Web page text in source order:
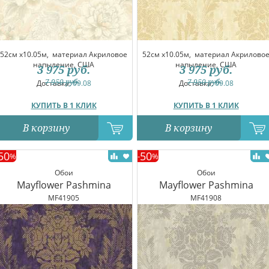
52см x10.05м, материал Акриловое
напыление, США
Доставка:09.08
КУПИТЬ В 1 КЛИК
7 950руб.
3 975 руб.
В корзину
52см x10.05м, материал Акриловое
напыление, США
Доставка:09.08
КУПИТЬ В 1 КЛИК
7 950руб.
3 975 руб.
В корзину
Обои
Mayflower Pashmina
MF41905
%
Обои
Mayflower Pashmina
MF41908
-50%